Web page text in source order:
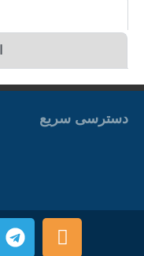
دسترسی سریع